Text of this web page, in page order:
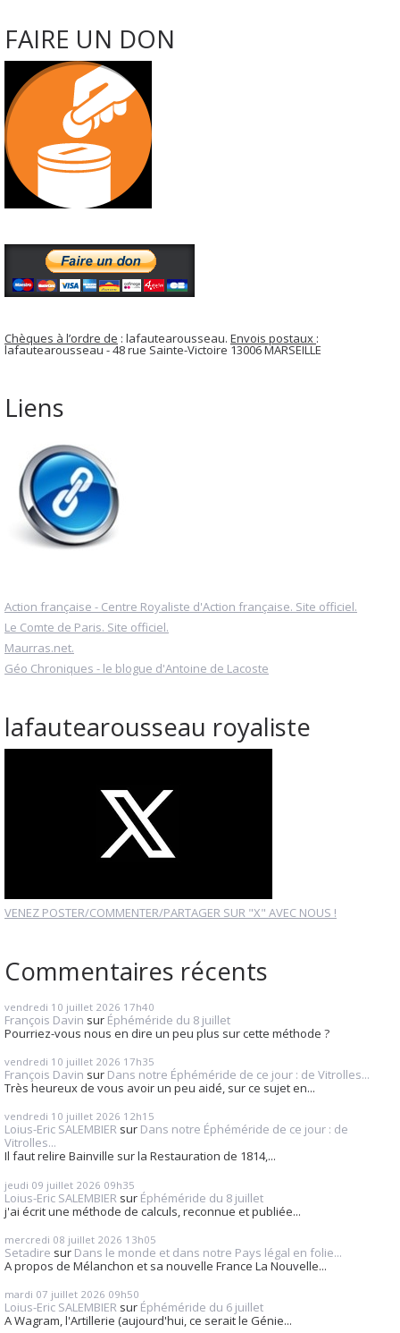
FAIRE UN DON
Chèques à l’ordre de : lafautearousseau. Envois postaux :
lafautearousseau - 48 rue Sainte-Victoire 13006 MARSEILLE
Liens
Action française - Centre Royaliste d'Action française. Site officiel.
Le Comte de Paris. Site officiel.
Maurras.net.
Géo Chroniques - le blogue d'Antoine de Lacoste
lafautearousseau royaliste
VENEZ POSTER/COMMENTER/PARTAGER SUR "X" AVEC NOUS !
Commentaires récents
vendredi 10 juillet 2026 17h40
François Davin sur Éphéméride du 8 juillet
Pourriez-vous nous en dire un peu plus sur cette méthode ?
vendredi 10 juillet 2026 17h35
François Davin sur Dans notre Éphéméride de ce jour : de Vitrolles...
Très heureux de vous avoir un peu aidé, sur ce sujet en...
vendredi 10 juillet 2026 12h15
Loius-Eric SALEMBIER sur Dans notre Éphéméride de ce jour : de
Vitrolles...
Il faut relire Bainville sur la Restauration de 1814,...
jeudi 09 juillet 2026 09h35
Loius-Eric SALEMBIER sur Éphéméride du 8 juillet
j'ai écrit une méthode de calculs, reconnue et publiée...
mercredi 08 juillet 2026 13h05
Setadire sur Dans le monde et dans notre Pays légal en folie...
A propos de Mélanchon et sa nouvelle France La Nouvelle...
mardi 07 juillet 2026 09h50
Loius-Eric SALEMBIER sur Éphéméride du 6 juillet
A Wagram, l'Artillerie (aujourd'hui, ce serait le Génie...